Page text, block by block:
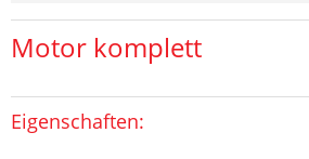
Motor komplett
Eigenschaften: